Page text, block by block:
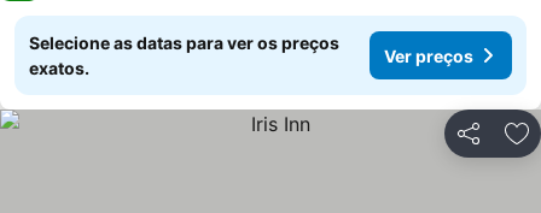
Selecione as datas para ver os preços
exatos.
Ver preços
Partilhar